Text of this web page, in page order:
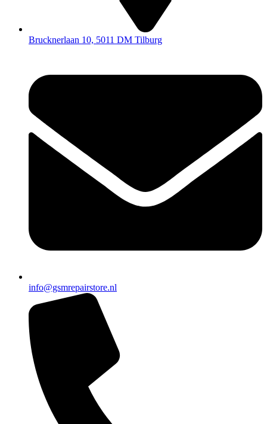
Brucknerlaan 10, 5011 DM Tilburg
info@gsmrepairstore.nl